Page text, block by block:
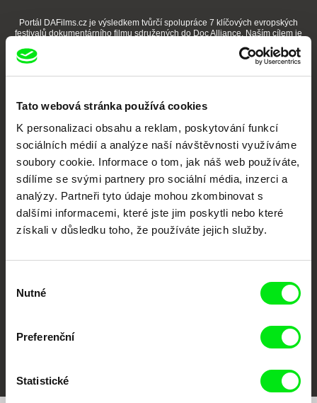
Tato webová stránka používá cookies
K personalizaci obsahu a reklam, poskytování funkcí
sociálních médií a analýze naší návštěvnosti využíváme
soubory cookie. Informace o tom, jak náš web používáte,
sdílíme se svými partnery pro sociální média, inzerci a
analýzy. Partneři tyto údaje mohou zkombinovat s
dalšími informacemi, které jste jim poskytli nebo které
získali v důsledku toho, že používáte jejich služby.
souhlasu
Nutné
Preferenční
Statistické
Portál DAFilms.cz je výsledkem tvůrčí spolupráce 7 klíčových evropských
festivalů dokumentárního filmu sdružených do Doc Alliance. Naším cílem je
Členové Doc Alliance
CPH:DOX Doclisboa
Millennium Docs
Against Gravity
DOK Leipzig